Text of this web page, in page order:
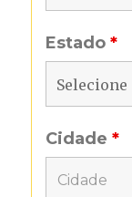
Estado*
Cidade*